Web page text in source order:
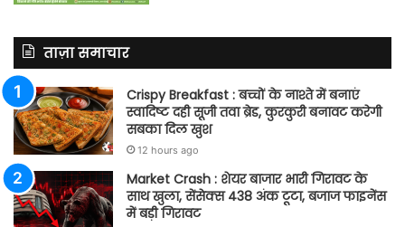
ताज़ा समाचार
Crispy Breakfast : बच्चों के नाश्ते में बनाएं
स्वादिष्ट दही सूजी तवा ब्रेड, कुरकुरी बनावट करेगी
सबका दिल खुश
12 hours ago
Market Crash : शेयर बाजार भारी गिरावट के
साथ खुला, सेंसेक्स 438 अंक टूटा, बजाज फाइनेंस
में बड़ी गिरावट